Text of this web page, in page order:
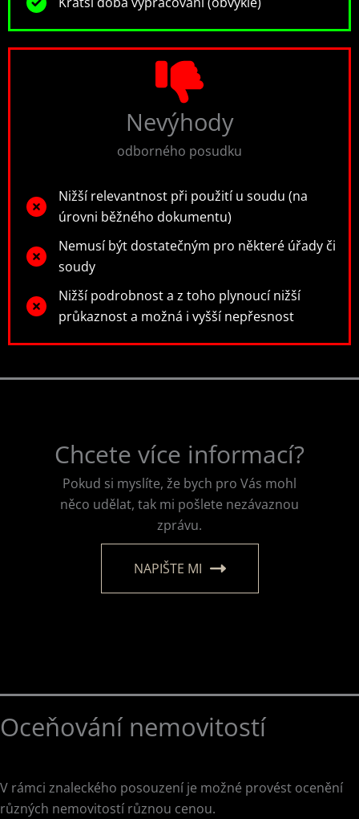
Nevýhody
odborného posudku
Nižší relevantnost při použití u soudu (na
úrovni běžného dokumentu)
Nemusí být dostatečným pro některé úřady či
soudy
Nižší podrobnost a z toho plynoucí nižší
průkaznost a možná i vyšší nepřesnost
Chcete více informací?
Pokud si myslíte, že bych pro Vás mohl
něco udělat, tak mi pošlete nezávaznou
zprávu.
NAPIŠTE MI
Oceňování nemovitostí
V rámci znaleckého posouzení je možné provést ocenění
různých nemovitostí různou cenou.